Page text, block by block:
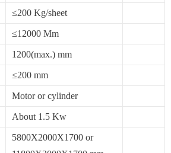
≤200 Kg/sheet
≤12000 Mm
1200(max.) mm
≤200 mm
Motor or cylinder
About 1.5 Kw
5800X2000X1700 or